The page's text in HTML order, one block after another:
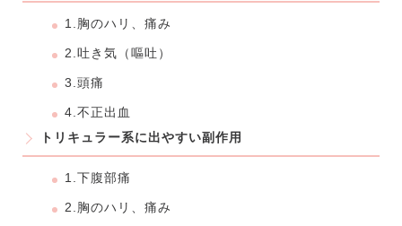
1.胸のハリ、痛み
2.吐き気（嘔吐）
3.頭痛
4.不正出血
トリキュラー系に出やすい副作用
1.下腹部痛
2.胸のハリ、痛み